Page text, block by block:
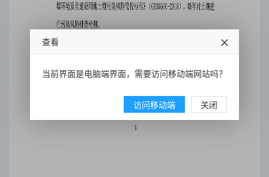
查看
当前界面是电脑端界面，需要访问移动端网站吗？
访问移动端 关闭